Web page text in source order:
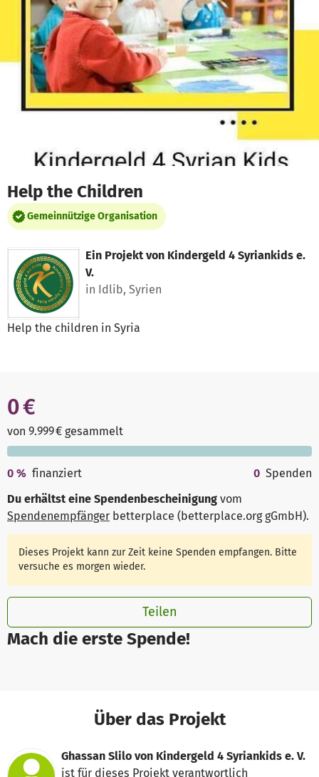
Zum Hauptinhalt springen
Erklärung zur Barrierefreiheit anzeigen
Help the Children
Gemeinnützige Organisation
Ein Projekt von Kindergeld 4 Syriankids e.
V.
in Idlib, Syrien
Help the children in Syria
Mach die erste Spende!
0 €
von 9.999 € gesammelt
0 % finanziert 0 Spenden
Du erhältst eine Spendenbescheinigung vom
Spendenempfänger betterplace (betterplace.org gGmbH).
Dieses Projekt kann zur Zeit keine Spenden empfangen. Bitte
versuche es morgen wieder.
Teilen
Über das Projekt
Ghassan Slilo von Kindergeld 4 Syriankids e. V.
ist für dieses Projekt verantwortlich